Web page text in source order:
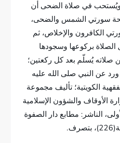
ويُستحب في صلاة الضحى أن
سورتي الشمس والضحى،
الكافرون والإخلاص، ثم
بركوعها وسجودها
صلاته يُسلّم بعد كل ركعتين؛
عن النبي صلى الله عليه
الكويتية؛ تأليف مجموعة
الأوقاف والشؤون الإسلامية
الناشر: مطابع دار الصفوة